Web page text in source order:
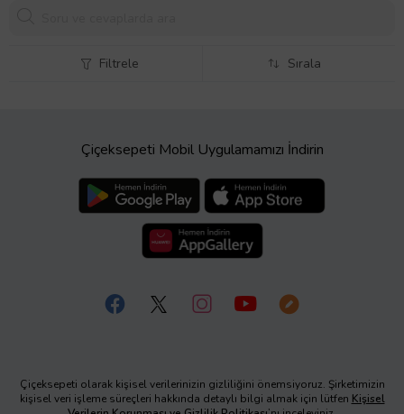
Filtrele Sırala
Çiçeksepeti Mobil Uygulamamızı İndirin
Çiçeksepeti olarak kişisel verilerinizin gizliliğini önemsiyoruz. Şirketimizin
kişisel veri işleme süreçleri hakkında detaylı bilgi almak için lütfen Kişisel